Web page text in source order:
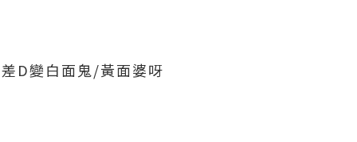
D變白面鬼/黃面婆呀